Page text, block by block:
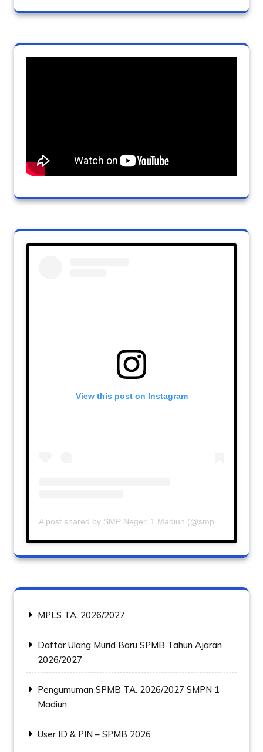
View this post on Instagram
MPLS TA. 2026/2027
Daftar Ulang Murid Baru SPMB Tahun Ajaran
2026/2027
Pengumuman SPMB TA. 2026/2027 SMPN 1
Madiun
User ID & PIN – SPMB 2026